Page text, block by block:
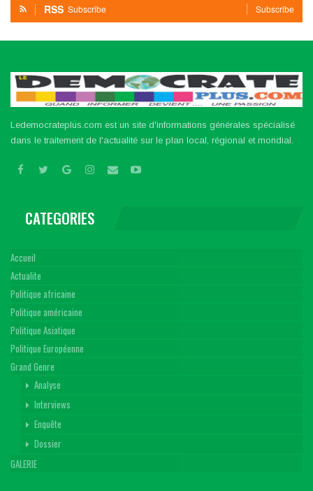
RSS Subscribe Subscribe
Ledemocrateplus.com est un site d'informations générales spécialisé
dans le traitement de l'actualité sur le plan local, régional et mondial.
CATEGORIES
Accueil
Actualite
Politique africaine
Politique américaine
Politique Asiatique
Politique Européenne
Grand Genre
Analyse
Interviews
Enquête
Dossier
GALERIE